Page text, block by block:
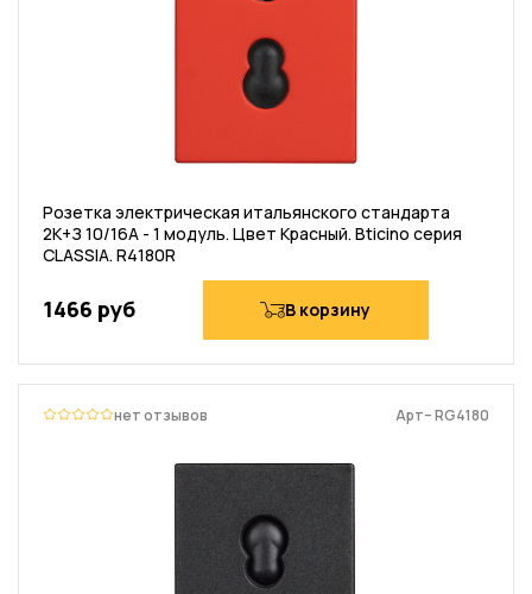
Розетка электрическая итальянского стандарта
2К+З 10/16А - 1 модуль. Цвет Красный. Bticino серия
CLASSIA. R4180R
1466 руб В корзину
нет отзывов Арт– RG4180